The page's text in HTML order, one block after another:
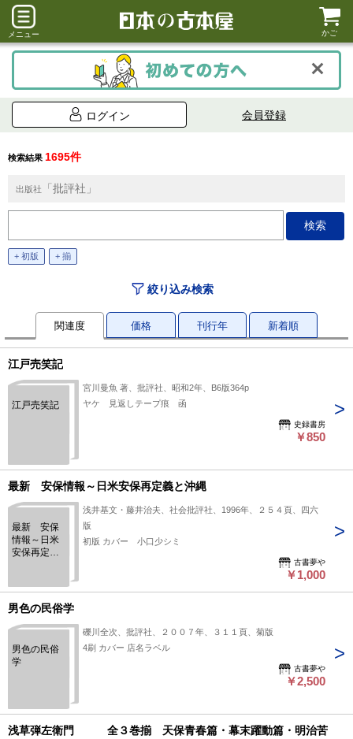
メニュー かご
ログイン 会員登録
検索結果 1695件
出版社 「批評社」
+ 初版 + 揃
絞り込み検索
関連度 価格 刊行年 新着順
江戸売笑記
江戸売笑記
宮川曼魚 著、批評社、昭和2年、B6版364p
ヤケ 見返しテープ痕 函
史録書房
￥850
最新 安保情報～日米安保再定義と沖縄
最新 安保
情報～日米
安保再定義
浅井基文・藤井治夫、社会批評社、1996年、２５４頁、四六
版
初版 カバー 小口少シミ
古書夢や
￥1,000
男色の民俗学
男色の民俗
学
礫川全次、批評社、２００７年、３１１頁、菊版
4刷 カバー 店名ラベル
古書夢や
￥2,500
浅草弾左衛門 全３巻揃 天保青春篇・幕末躍動篇・明治苦